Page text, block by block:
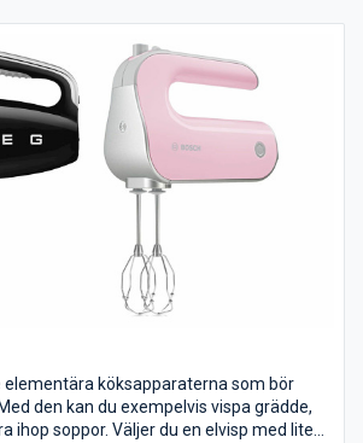
att installera din diskmaskin? Vi har
yrkesmän som ser till din
installerad. Vi kan även erbjuda
av din gamla diskmaskin.
leverans, installation och bortforsling
butiker. Kontakta din närmaste ELON-butik
elementära köksapparaterna som bör
den kan du exempelvis vispa grädde,
ihop soppor. Väljer du en elvisp med lite